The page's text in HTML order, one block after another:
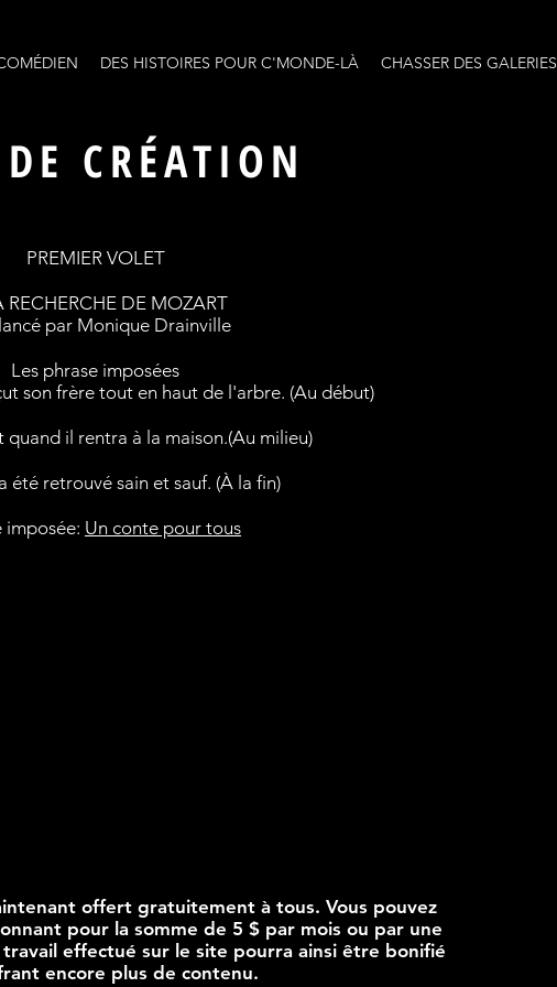
DES HISTOIRES POUR C'MONDE-LÀ CHASSER DES GALERIES
CRÉATION
PREMIER VOLET
RECHERCHE DE MOZART
par Monique Drainville
Les phrase imposées
son frère tout en haut de l'arbre. (Au début)
il rentra à la maison.(Au milieu)
été retrouvé sain et sauf. (À la fin)
imposée: Un conte pour tous
offert gratuitement à tous. Vous pouvez
pour la somme de 5 $ par mois ou par une
effectué sur le site pourra ainsi être bonifié
encore plus de contenu.